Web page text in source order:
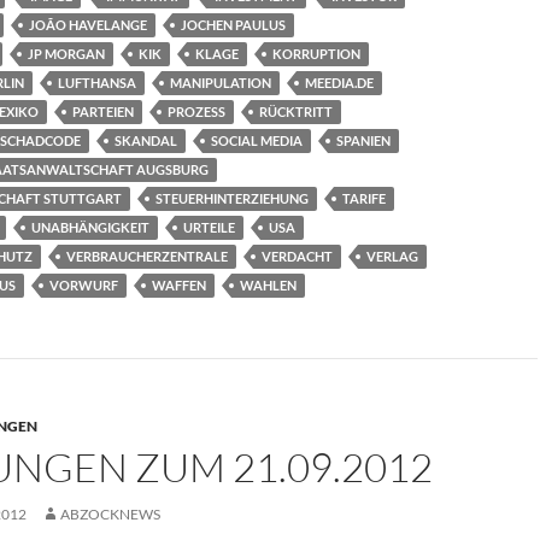
JOÃO HAVELANGE
JOCHEN PAULUS
JP MORGAN KIK KLAGE
KORRUPTION
LUFTHANSA MANIPULATION
MEEDIA.DE
PARTEIEN PROZESS
RÜCKTRITT
SCHADCODE SKANDAL SOCIAL MEDIA
SPANIEN
AUGSBURG
STUTTGART
STEUERHINTERZIEHUNG
TARIFE
UNABHÄNGIGKEIT URTEILE
USA
VERBRAUCHERZENTRALE VERDACHT
VERLAG
VORWURF WAFFEN WAHLEN
ZUM 21.09.2012
ABZOCKNEWS